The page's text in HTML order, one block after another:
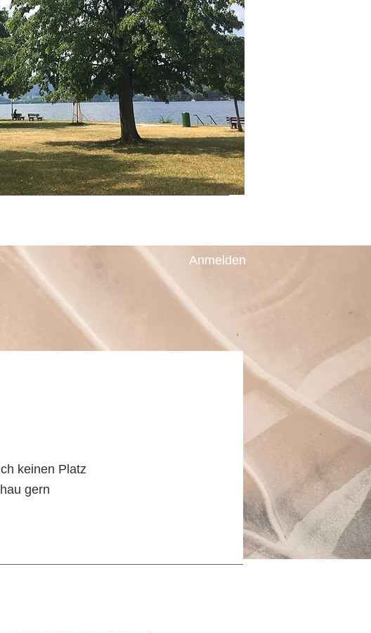
Anmelden
keinen Platz
gern